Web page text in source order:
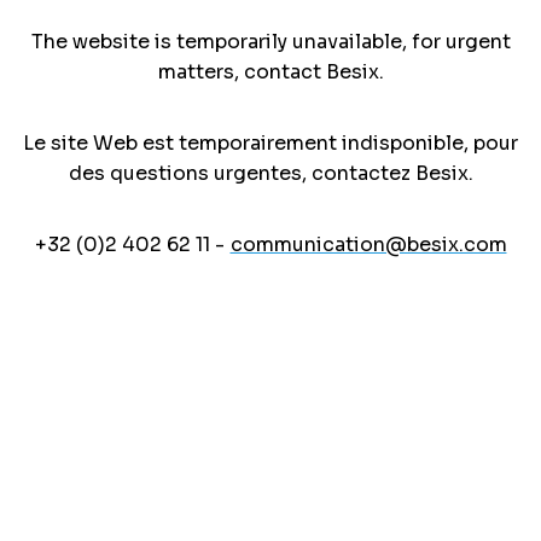
The website is temporarily unavailable, for urgent
matters, contact Besix.
Le site Web est temporairement indisponible, pour
des questions urgentes, contactez Besix.
+32 (0)2 402 62 11 - communication@besix.com